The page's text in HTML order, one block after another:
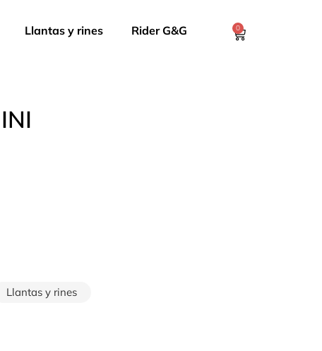
Llantas y rines Rider G&G 0
Llantas y rines